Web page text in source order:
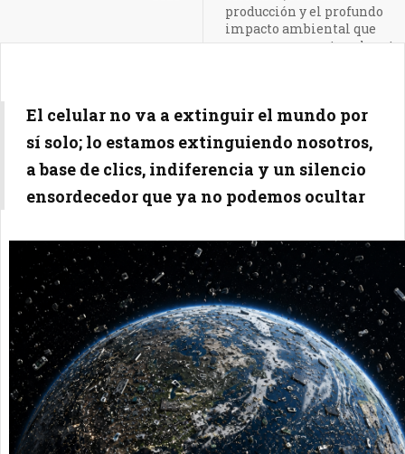
producción y el profundo
impacto ambiental que
generan en nuestro planeta
El celular no va a extinguir el mundo por
sí solo; lo estamos extinguiendo nosotros,
a base de clics, indiferencia y un silencio
ensordecedor que ya no podemos ocultar